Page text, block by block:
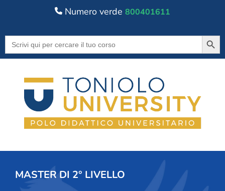
Numero verde 800401611
Search
for:
MASTER DI 2° LIVELLO